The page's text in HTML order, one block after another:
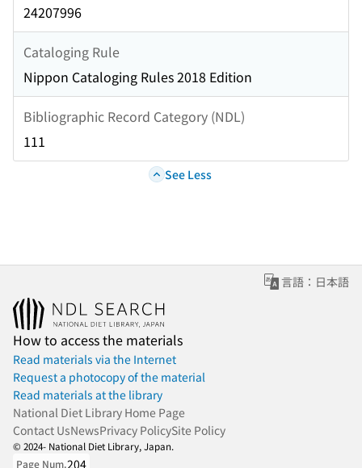
24207996
Cataloging Rule
Nippon Cataloging Rules 2018 Edition
Bibliographic Record Category (NDL)
111
See Less
言語：日本語
How to access the materials
Read materials via the Internet
Request a photocopy of the material
Read materials at the library
National Diet Library Home Page
Contact UsNewsPrivacy PolicySite Policy
© 2024- National Diet Library, Japan.
Page Num.204